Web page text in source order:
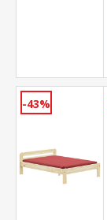
-43%